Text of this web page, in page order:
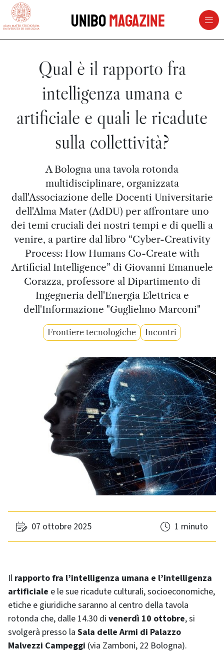
vai al contenuto della pagina
UniboMagazine
Qual è il rapporto fra
intelligenza umana e
artificiale e quali le ricadute
sulla collettività?
A Bologna una tavola rotonda
multidisciplinare, organizzata
dall'Associazione delle Docenti Universitarie
dell'Alma Mater (AdDU) per affrontare uno
dei temi cruciali dei nostri tempi e di quelli a
venire, a partire dal libro “Cyber-Creativity
Process: How Humans Co-Create with
Artificial Intelligence” di Giovanni Emanuele
Corazza, professore al Dipartimento di
Ingegneria dell'Energia Elettrica e
dell'Informazione "Guglielmo Marconi"
Frontiere tecnologiche Incontri
07 ottobre 2025 1 minuto
Il rapporto fra l’intelligenza umana e l’intelligenza
artificiale e le sue ricadute culturali, socioeconomiche,
etiche e giuridiche saranno al centro della tavola
rotonda che, dalle 14.30 di venerdì 10 ottobre, si
svolgerà presso la Sala delle Armi di Palazzo
Malvezzi Campeggi (via Zamboni, 22 Bologna).